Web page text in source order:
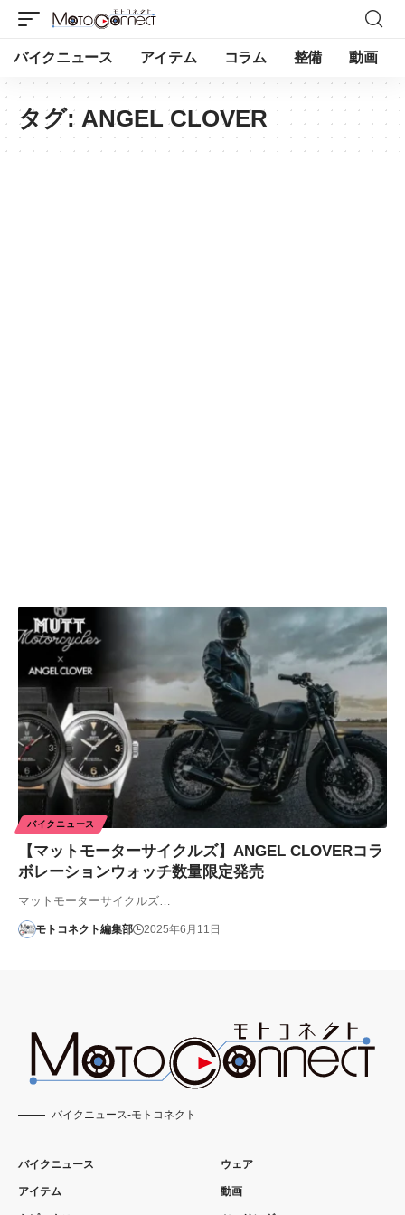
バイクニュース アイテム コラム 整備 動画
タグ: ANGEL CLOVER
バイクニュース
【マットモーターサイクルズ】ANGEL CLOVERコラ
ボレーションウォッチ数量限定発売
マットモーターサイクルズ…
モトコネクト編集部 2025年6月11日
バイクニュース-モトコネクト
バイクニュース
アイテム
ウェア
動画